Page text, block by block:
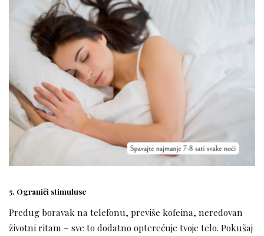
5. Ograniči stimuluse
Predug boravak na telefonu, previše kofeina, neredovan
životni ritam – sve to dodatno opterećuje tvoje telo. Pokušaj